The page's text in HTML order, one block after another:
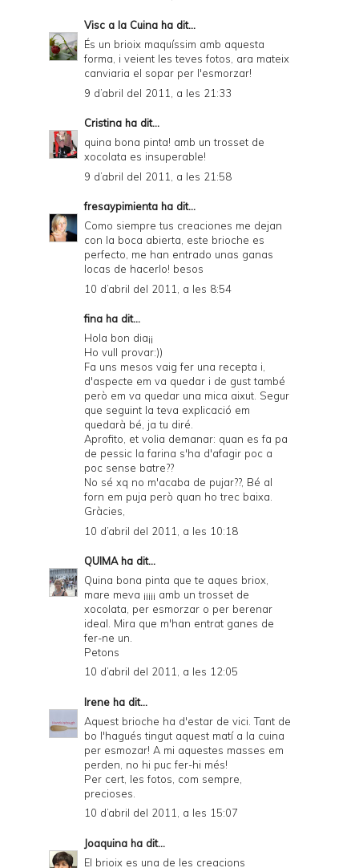
Visc a la Cuina ha dit...
És un brioix maquíssim amb aquesta
forma, i veient les teves fotos, ara mateix
canviaria el sopar per l'esmorzar!
9 d’abril del 2011, a les 21:33
Cristina ha dit...
quina bona pinta! amb un trosset de
xocolata es insuperable!
9 d’abril del 2011, a les 21:58
fresaypimienta ha dit...
Como siempre tus creaciones me dejan
con la boca abierta, este brioche es
perfecto, me han entrado unas ganas
locas de hacerlo! besos
10 d’abril del 2011, a les 8:54
fina ha dit...
Hola bon dia¡¡
Ho vull provar:))
Fa uns mesos vaig fer una recepta i,
d'aspecte em va quedar i de gust també
però em va quedar una mica aixut. Segur
que seguint la teva explicació em
quedarà bé, ja tu diré.
Aprofito, et volia demanar: quan es fa pa
de pessic la farina s'ha d'afagir poc a
poc sense batre??
No sé xq no m'acaba de pujar??, Bé al
forn em puja però quan ho trec baixa.
Gràcies,
10 d’abril del 2011, a les 10:18
QUIMAha dit...
Quina bona pinta que te aques briox,
mare meva ¡¡¡¡¡ amb un trosset de
xocolata, per esmorzar o per berenar
ideal. Mira que m'han entrat ganes de
fer-ne un.
Petons
10 d’abril del 2011, a les 12:05
Irene ha dit...
Aquest brioche ha d'estar de vici. Tant de
bo l'hagués tingut aquest matí a la cuina
per esmozar! A mi aquestes masses em
perden, no hi puc fer-hi més!
Per cert, les fotos, com sempre,
precioses.
10 d’abril del 2011, a les 15:07
Joaquina ha dit...
El brioix es una de les creacions